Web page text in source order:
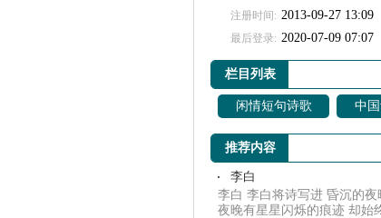
注册时间: 2013-09-27 13:09
最后登录: 2020-07-09 07:07
栏目列表
闲情短句诗歌 中
推荐内容
李白
李白 李白将诗写进 昏沉的夜
夜晚有星星闪烁的痕迹 却始